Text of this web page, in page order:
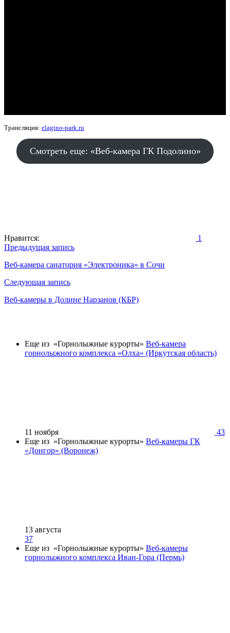
Трансляция: elagino-park.ru
Смотреть еще: «Веб-камера ГК Подолино»
Нравится: 1
Навигация
по
записям
Предыдущая запись
Веб-камера санатория «Электроника» в Сочи
Следующая запись
Веб-камеры в Долине Нарзанов (КБР)
Еще из «Горнолыжные курорты» Веб-камера
горнолыжного комплекса «Олха» (Иркутская область)
11 ноября
43
Еще из «Горнолыжные курорты» Веб-камеры ГК
«Донгор» (Воронеж)
13 августа
37
Еще из «Горнолыжные курорты» Веб-камеры
горнолыжного комплекса Иван-Гора (Пермь)